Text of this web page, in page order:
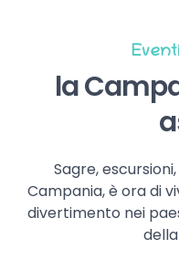
la
Sagre,
Campania, è ora di
divertimento nei